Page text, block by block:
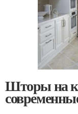
Шторы на